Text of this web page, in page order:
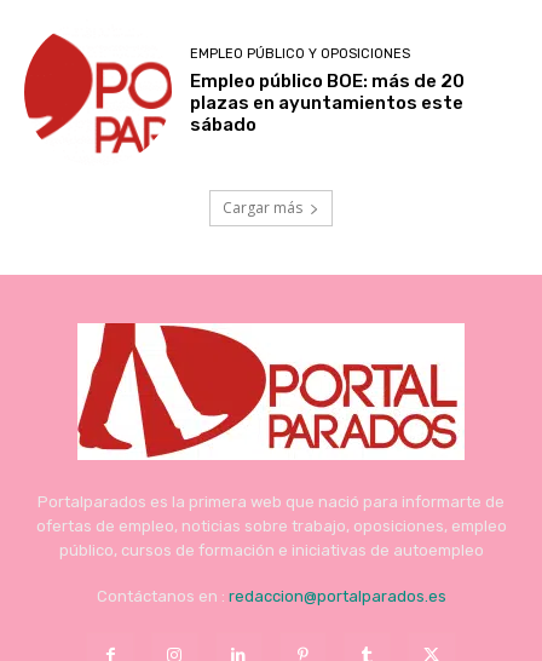
EMPLEO PÚBLICO Y OPOSICIONES
Empleo público BOE: más de 20
plazas en ayuntamientos este
sábado
Cargar más
Portalparados es la primera web que nació para informarte de
ofertas de empleo, noticias sobre trabajo, oposiciones, empleo
público, cursos de formación e iniciativas de autoempleo
Contáctanos en : redaccion@portalparados.es